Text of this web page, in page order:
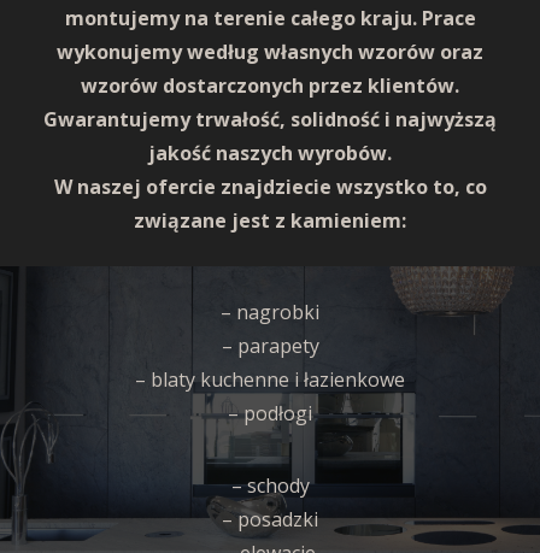
montujemy na terenie całego kraju. Prace
wykonujemy według własnych wzorów oraz
wzorów dostarczonych przez klientów.
Gwarantujemy trwałość, solidność i najwyższą
jakość naszych wyrobów.
W naszej ofercie znajdziecie wszystko to, co
związane jest z kamieniem:
– nagrobki
– parapety
– blaty kuchenne i łazienkowe
– podłogi
– schody
– posadzki